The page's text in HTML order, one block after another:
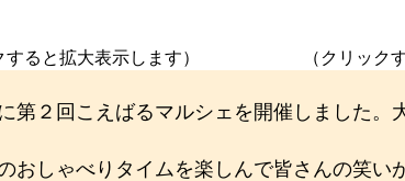
すると拡大表示します） （クリック
２回こえばるマルシェを開催しました。
おしゃべりタイムを楽しんで皆さんの笑い